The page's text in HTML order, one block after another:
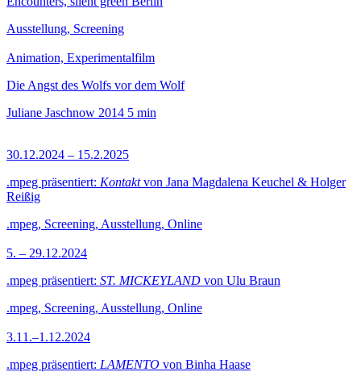
Ausstellung, Screening
Animation, Experimentalfilm
Die Angst des Wolfs vor dem Wolf
Juliane Jaschnow 2014 5 min
30.12.2024 – 15.2.2025
.mpeg präsentiert: Kontaktvon Jana Magdalena Keuchel & Holger
Reißig
.mpeg, Screening, Ausstellung, Online
5. – 29.12.2024
.mpeg präsentiert: ST. MICKEYLAND von Ulu Braun
.mpeg, Screening, Ausstellung, Online
3.11.–1.12.2024
.mpeg präsentiert: LAMENTO von Binha Haase